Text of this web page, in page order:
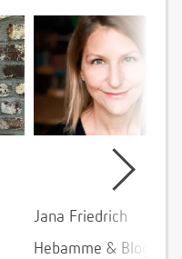
Jana Friedrich
Hebamme &